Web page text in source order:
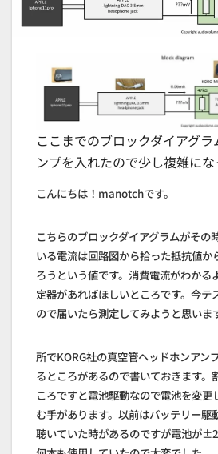
ここまでのブロックダイアグ
ンプを入れたので少し複雑にな
こんにちは！manotchです。
こちらのブロックダイアグラムがその
いる電流は回路図から拾った抵抗値か
ろうという値です。消費電流がわかる
定器があればほしいところです。今テ
ので届いたら測定してみようと思いま
所でKORG社の真空管ヘッドホンアン
るところがあるので書いておきます。
ころですと電池駆動なので電池を変更
む手があります。以前はバッテリー駆
聴いていた時があるのですが電池が